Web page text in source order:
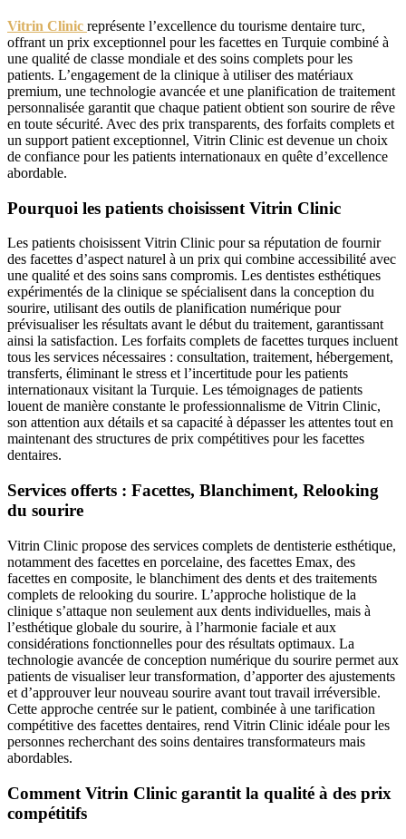
Vitrin Clinic représente l’excellence du tourisme dentaire turc,
offrant un prix exceptionnel pour les facettes en Turquie combiné à
une qualité de classe mondiale et des soins complets pour les
patients. L’engagement de la clinique à utiliser des matériaux
premium, une technologie avancée et une planification de traitement
personnalisée garantit que chaque patient obtient son sourire de rêve
en toute sécurité. Avec des prix transparents, des forfaits complets et
un support patient exceptionnel, Vitrin Clinic est devenue un choix
de confiance pour les patients internationaux en quête d’excellence
abordable.
Pourquoi les patients choisissent Vitrin Clinic
Les patients choisissent Vitrin Clinic pour sa réputation de fournir
des facettes d’aspect naturel à un prix qui combine accessibilité avec
une qualité et des soins sans compromis. Les dentistes esthétiques
expérimentés de la clinique se spécialisent dans la conception du
sourire, utilisant des outils de planification numérique pour
prévisualiser les résultats avant le début du traitement, garantissant
ainsi la satisfaction. Les forfaits complets de facettes turques incluent
tous les services nécessaires : consultation, traitement, hébergement,
transferts, éliminant le stress et l’incertitude pour les patients
internationaux visitant la Turquie. Les témoignages de patients
louent de manière constante le professionnalisme de Vitrin Clinic,
son attention aux détails et sa capacité à dépasser les attentes tout en
maintenant des structures de prix compétitives pour les facettes
dentaires.
Services offerts : Facettes, Blanchiment, Relooking
du sourire
Vitrin Clinic propose des services complets de dentisterie esthétique,
notamment des facettes en porcelaine, des facettes Emax, des
facettes en composite, le blanchiment des dents et des traitements
complets de relooking du sourire. L’approche holistique de la
clinique s’attaque non seulement aux dents individuelles, mais à
l’esthétique globale du sourire, à l’harmonie faciale et aux
considérations fonctionnelles pour des résultats optimaux. La
technologie avancée de conception numérique du sourire permet aux
patients de visualiser leur transformation, d’apporter des ajustements
et d’approuver leur nouveau sourire avant tout travail irréversible.
Cette approche centrée sur le patient, combinée à une tarification
compétitive des facettes dentaires, rend Vitrin Clinic idéale pour les
personnes recherchant des soins dentaires transformateurs mais
abordables.
Comment Vitrin Clinic garantit la qualité à des prix
compétitifs